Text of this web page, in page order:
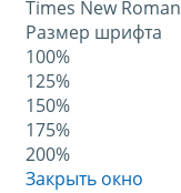
Times New Roman
Размер шрифта
100%
125%
150%
175%
200%
Закрыть окно